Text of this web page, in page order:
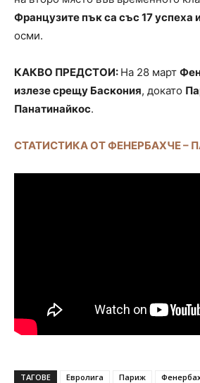
Французите пък са със 17 успеха
осми.
КАКВО ПРЕДСТОИ: На 28 март
излезе срещу Баскония, докато
Панатинайкос.
СТАТИСТИКА ОТ ФЕНЕРБАХЧЕ –
ТАГОВЕ Евролига Париж